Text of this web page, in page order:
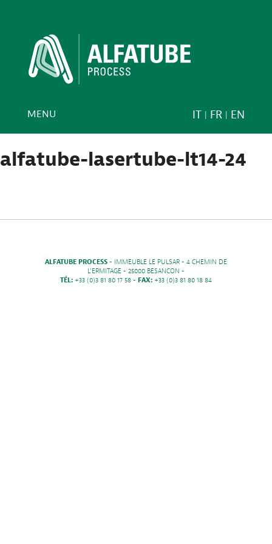
IT FR EN
MENU
alfatube-lasertube-lt14-24
ALFATUBE PROCESS - IMMEUBLE LE PULSAR - 4 CHEMIN DE
L'ERMITAGE - 25000 BESANCON -
TÉL: +33 (0)3 81 80 17 58 - FAX: +33 (0)3 81 80 18 84